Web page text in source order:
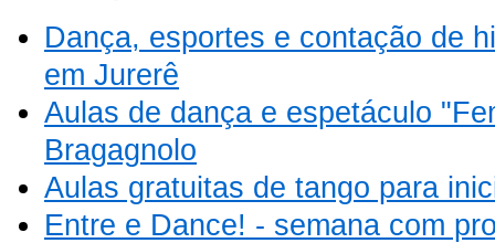
Dança, esportes e contação de
em Jurerê
Aulas de dança e espetáculo
Bragagnolo
Aulas gratuitas de tango para
Entre e Dance! - semana com